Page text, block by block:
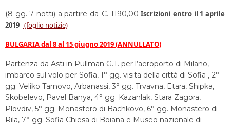
(8 gg. 7 notti) a partire da €. 1190,00Iscrizioni entro il 1 aprile
2019 (foglio notizie)
BULGARIA dal 8 al 15 giugno 2019 (ANNULLATO)
Partenza da Asti in Pullman G.T. per l’aeroporto di Milano,
imbarco sul volo per Sofia, 1° gg. visita della città di Sofia , 2°
gg. Veliko Tarnovo, Arbanassi, 3° gg. Trvavna, Etara, Shipka,
Skobelevo, Pavel Banya, 4° gg. Kazanlak, Stara Zagora,
Plovdiv, 5° gg. Monastero di Bachkovo, 6° gg. Monastero di
Rila, 7° gg. Sofia Chiesa di Boiana e Museo nazionale di